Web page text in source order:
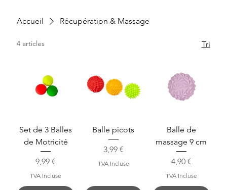
Accueil Récupération & Massage
4 articles Tri
Set de 3 Balles
de Motricité
Prix
9,99 €
TVA Incluse
Balle picots
Prix
3,99 €
TVA Incluse
Balle de
massage 9 cm
Prix
4,90 €
TVA Incluse